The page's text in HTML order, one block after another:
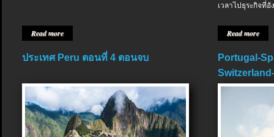
Read more
เวลาไปธุระกิจที่อั
Read more
ประเทศ Peru ตอนที่ 4 ตอนจบ
Portugal-